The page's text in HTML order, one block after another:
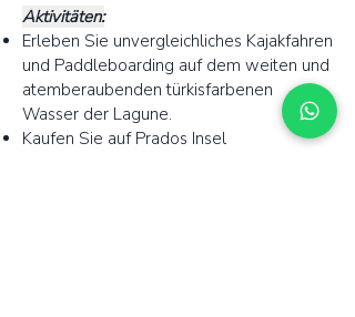
Aktivitäten:
Erleben Sie unvergleichliches Kajakfahren
und Paddleboarding auf dem weiten und
atemberaubenden türkisfarbenen
Wasser der Lagune.
Kaufen Sie auf Prados Insel